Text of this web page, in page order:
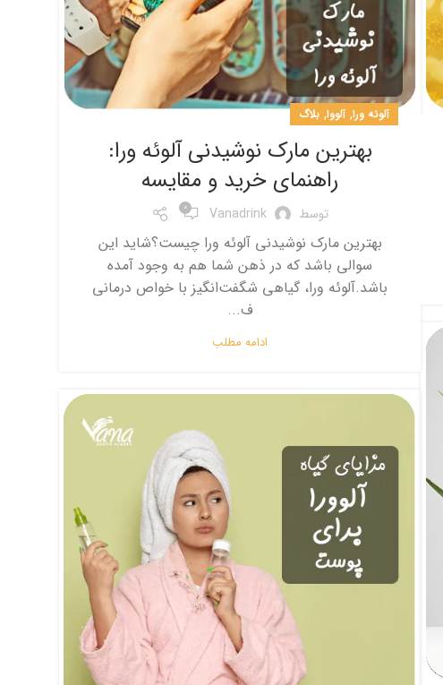
آلوئه ورا, آلووا, بلاگ
بهترین مارک نوشیدنی آلوئه‌ ورا:
راهنمای خرید و مقایسه
توسط Vanadrink
0
بهترین مارک نوشیدنی آلوئه‌ ورا چیست؟شاید این
سوالی باشد که در ذهن شما هم به وجود آمده
باشد.آلوئه ورا، گیاهی شگفت‌انگیز با خواص درمانی
ف...
ادامه مطلب